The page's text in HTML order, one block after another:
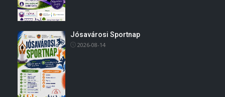
Jósavárosi Sportnap
2026-08-14